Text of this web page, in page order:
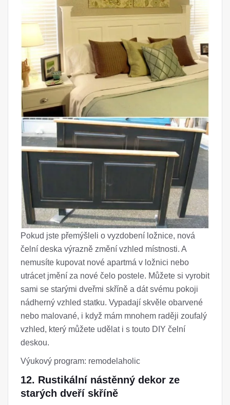
Pokud jste přemýšleli o vyzdobení ložnice, nová
čelní deska výrazně změní vzhled místnosti. A
nemusíte kupovat nové apartmá v ložnici nebo
utrácet jmění za nové čelo postele. Můžete si vyrobit
sami se starými dveřmi skříně a dát svému pokoji
nádherný vzhled statku. Vypadají skvěle obarvené
nebo malované, i když mám mnohem raději zoufalý
vzhled, který můžete udělat i s touto DIY čelní
deskou.
Výukový program: remodelaholic
12. Rustikální nástěnný dekor ze
starých dveří skříně